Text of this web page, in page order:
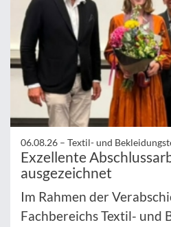
06.08.26 – Textil- und
Exzellente
ausgezeichnet
Im Rahmen der
Fachbereichs Textil- und